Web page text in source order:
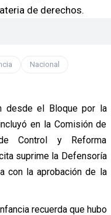
de derechos.
Nacional
desde el Bloque por la
en la Comisión de
Control y Reforma
suprime la Defensoría
con la aprobación de la
recuerda que hubo